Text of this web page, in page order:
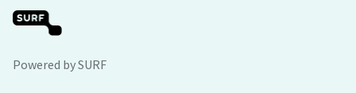
Powered by SURF